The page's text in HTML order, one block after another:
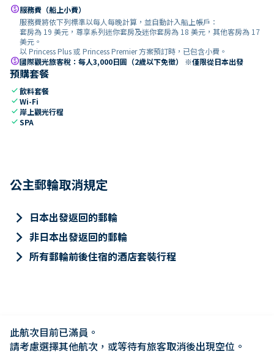
paid服務費（船上小費）
服務費將依下列標準以每人每晚計算，並自動計入船上帳戶：
套房為 19 美元，尊享系列迷你套房及迷你套房為 18 美元，其他客房為 17
美元。
以 Princess Plus 或 Princess Premier 方案預訂時，已包含小費。
paid國際觀光旅客稅：每人3,000日圓（2歲以下免徵） ※僅限從日本出發
預購套餐
check飲料套餐
checkWi-Fi
check 岸上觀光行程
checkSPA
公主郵輪取消規定
keyboard_arrow_right 日本出發返回的郵輪
keyboard_arrow_right 非日本出發返回的郵輪
keyboard_arrow_right 所有郵輪前後住宿的酒店套裝行程
此航次目前已滿員。
請考慮選擇其他航次，或等待有旅客取消後出現空位。